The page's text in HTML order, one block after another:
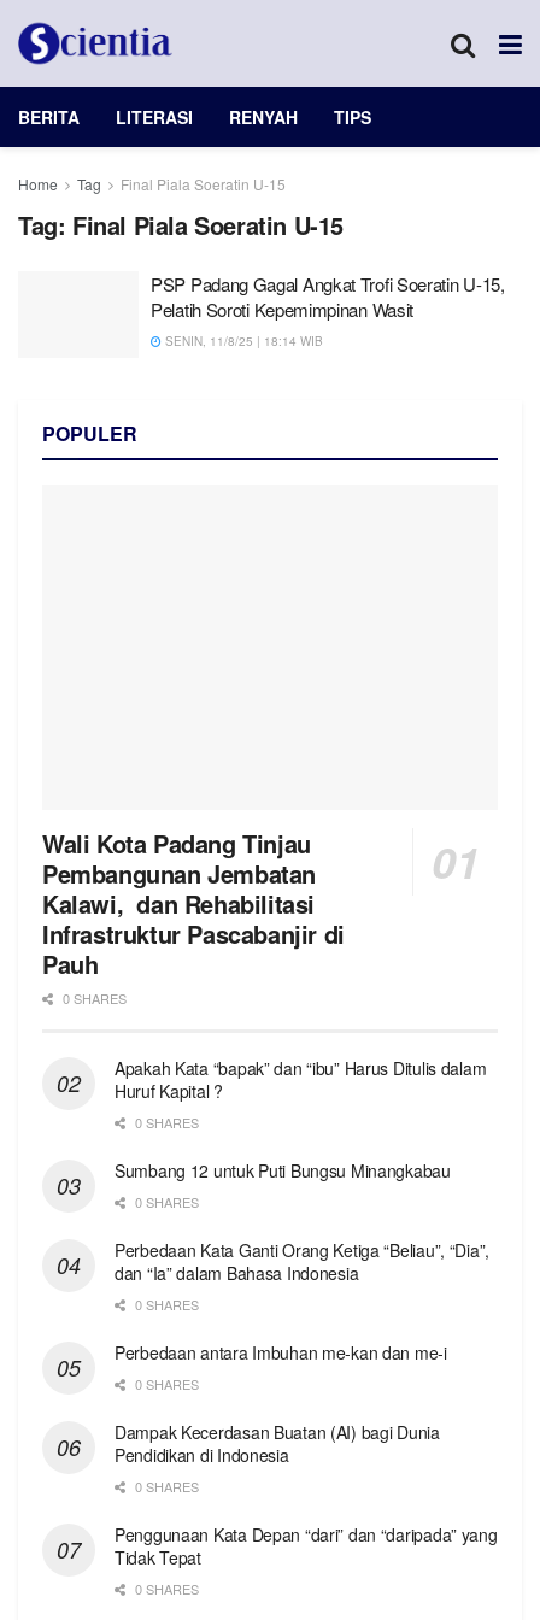
BERITA LITERASI RENYAH TIPS
Home Tag Final Piala Soeratin U-15
Tag: Final Piala Soeratin U-15
PSP Padang Gagal Angkat Trofi Soeratin U-15,
Pelatih Soroti Kepemimpinan Wasit
SENIN, 11/8/25 | 18:14 WIB
POPULER
Wali Kota Padang Tinjau
Pembangunan Jembatan
Kalawi, dan Rehabilitasi
Infrastruktur Pascabanjir di
Pauh
0 SHARES
Apakah Kata “bapak” dan “ibu” Harus Ditulis dalam
Huruf Kapital ?
0 SHARES
Sumbang 12 untuk Puti Bungsu Minangkabau
0 SHARES
Perbedaan Kata Ganti Orang Ketiga “Beliau”, “Dia”,
dan “Ia” dalam Bahasa Indonesia
0 SHARES
Perbedaan antara Imbuhan me-kan dan me-i
0 SHARES
Dampak Kecerdasan Buatan (AI) bagi Dunia
Pendidikan di Indonesia
0 SHARES
Penggunaan Kata Depan “dari” dan “daripada” yang
Tidak Tepat
0 SHARES